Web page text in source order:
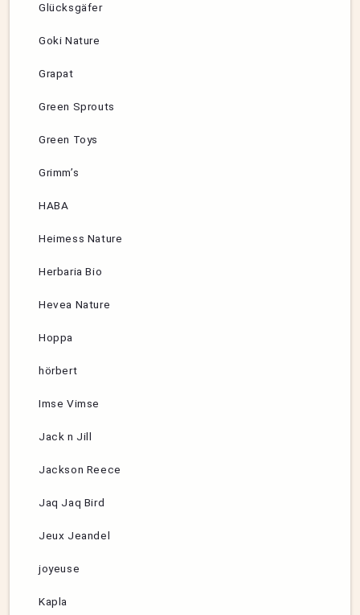
Glücksgäfer
Goki Nature
Grapat
Green Sprouts
Green Toys
Grimm’s
HABA
Heimess Nature
Herbaria Bio
Hevea Nature
Hoppa
hörbert
Imse Vimse
Jack n Jill
Jackson Reece
Jaq Jaq Bird
Jeux Jeandel
joyeuse
Kapla